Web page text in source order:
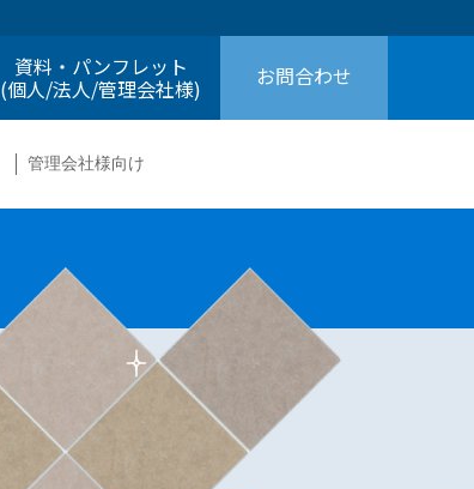
資料・パンフレット
(個人/法人/管理会社様) お問合わせ
管理会社様向け